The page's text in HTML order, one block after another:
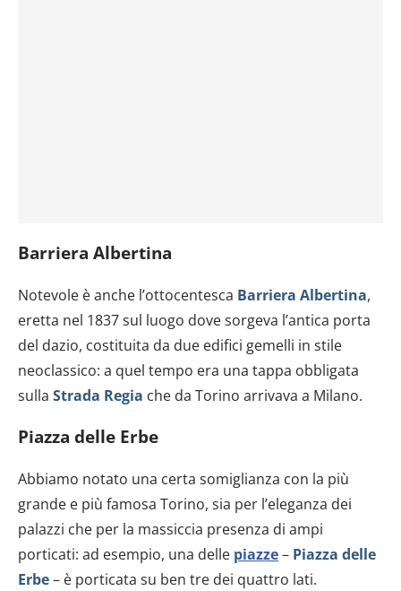
Barriera Albertina
Notevole è anche l’ottocentesca Barriera Albertina,
eretta nel 1837 sul luogo dove sorgeva l’antica porta
del dazio, costituita da due edifici gemelli in stile
neoclassico: a quel tempo era una tappa obbligata
sulla Strada Regia che da Torino arrivava a Milano.
Piazza delle Erbe
Abbiamo notato una certa somiglianza con la più
grande e più famosa Torino, sia per l’eleganza dei
palazzi che per la massiccia presenza di ampi
porticati: ad esempio, una delle piazze– Piazza delle
Erbe– è porticata su ben tre dei quattro lati.